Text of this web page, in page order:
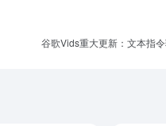
谷歌Vids重大更新：文本指